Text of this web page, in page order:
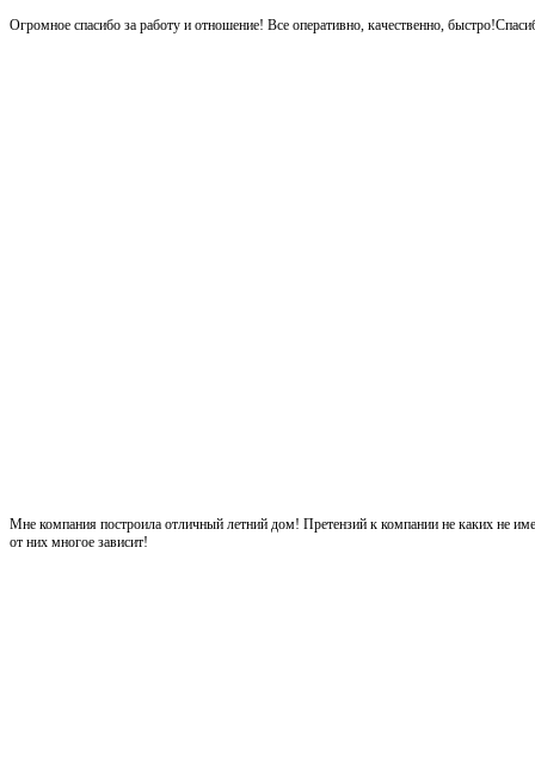
Огромное спасибо за работу и отношение! Все оперативно, качественно,
Мне компания построила отличный летний дом! Претензий к компании не каких не
от них многое зависит!